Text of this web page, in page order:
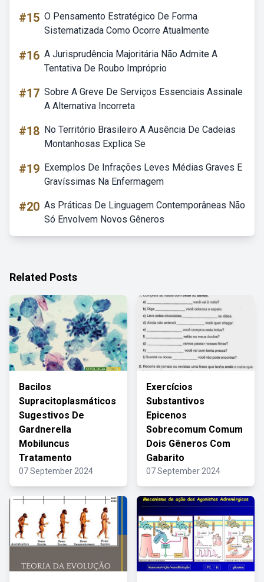
#15 O Pensamento Estratégico De Forma
Sistematizada Como Ocorre Atualmente
#16 A Jurisprudência Majoritária Não Admite A
Tentativa De Roubo Impróprio
#17 Sobre A Greve De Serviços Essenciais Assinale
A Alternativa Incorreta
#18 No Território Brasileiro A Ausência De Cadeias
Montanhosas Explica Se
#19 Exemplos De Infrações Leves Médias Graves E
Gravíssimas Na Enfermagem
#20 As Práticas De Linguagem Contemporâneas Não
Só Envolvem Novos Gêneros
Related Posts
Bacilos
Supracitoplasmáticos
Sugestivos De
Gardnerella
Mobiluncus
Tratamento
07 September 2024
Exercícios
Substantivos
Epicenos
Sobrecomum Comum
Dois Gêneros Com
Gabarito
07 September 2024